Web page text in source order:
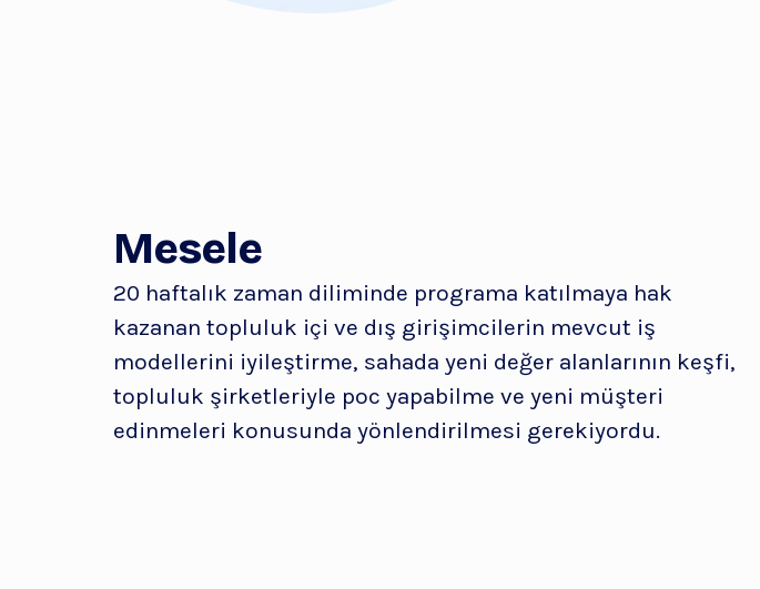
Mesele
20 haftalık zaman diliminde programa katılmaya hak
kazanan topluluk içi ve dış girişimcilerin mevcut iş
modellerini iyileştirme, sahada yeni değer alanlarının keşfi,
topluluk şirketleriyle poc yapabilme ve yeni müşteri
edinmeleri konusunda yönlendirilmesi gerekiyordu.